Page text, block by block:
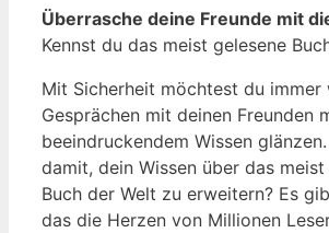
Überrasche deine Freunde mit‍
Kennst du ‌das ⁣meist gelesene
Mit ‍Sicherheit ⁢möchtest du immer
Gesprächen mit deinen Freunden
beeindruckendem Wissen
damit, dein​ Wissen über das‌ meist
Buch der Welt zu erweitern? Es
das‌ die Herzen von Millionen